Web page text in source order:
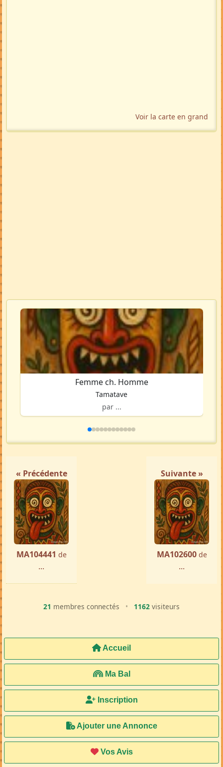
Voir la carte en grand
Femme ch. Homme
Tamatave
par ...
« Précédente
MA104441 de
...
Suivante »
MA102600 de
...
21 membres connectés • 1162 visiteurs
Accueil
Ma Bal
Inscription
Ajouter une Annonce
Vos Avis